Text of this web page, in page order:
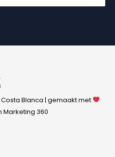
Blanca | gemaakt met
Marketing 360